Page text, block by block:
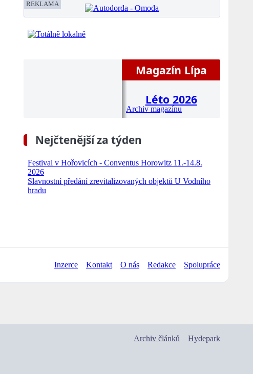
REKLAMA
Magazín Lípa
Léto 2026
Archiv magazínu
Nejčtenější za týden
Festival v Hořovicích - Conventus Horowitz 11.-14.8.
2026
Slavnostní předání zrevitalizovaných objektů U Vodního
hradu
Inzerce Kontakt O nás Redakce Spolupráce
Archiv článků Hydepark